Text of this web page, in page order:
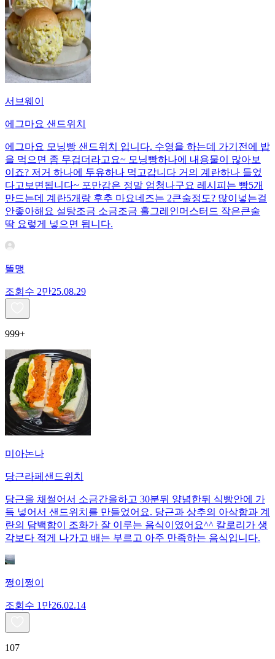
서브웨이
에그마요 샌드위치
에그마요 모닝빵 샌드위치 입니다. 수영을 하는데 가기전에 밥
을 먹으면 좀 무겁더라고요~ 모닝빵하나에 내용물이 많아보
이죠? 저거 하나에 두유하나 먹고갑니다 거의 계란하나 들었
다고보면됩니다~ 포만감은 정말 엄청나구요 레시피는 빵5개
만드는데 계란5개랑 후추 마요네즈는 2큰술정도? 많이넣는걸
안좋아해요 설탕조금 소금조금 홀그레인머스터드 작은큰술
딱 요렇게 넣으면 됩니다.
똘맹
조회수 2만25.08.29
999+
미아논나
당근라페샌드위치
당근을 채썰어서 소금간을하고 30분뒤 양념한뒤 식빵안에 가
득 넣어서 샌드위치를 만들었어요. 당근과 상추의 아삭함과 계
란의 담백함이 조화가 잘 이루는 음식이였어요^^ 칼로리가 생
각보다 적게 나가고 배는 부르고 아주 만족하는 음식입니다.
쩡이쩡이
조회수 1만26.02.14
107